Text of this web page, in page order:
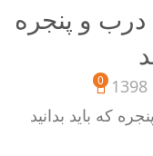
و پنجره
0